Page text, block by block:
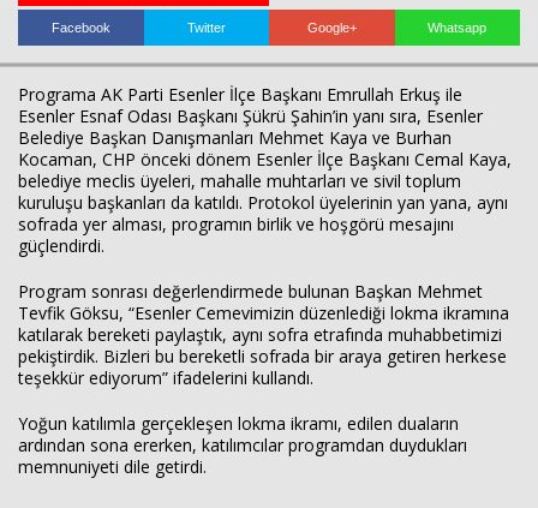
Facebook Twitter Google+ Whatsapp
Programa AK Parti Esenler İlçe Başkanı Emrullah Erkuş ile
Esenler Esnaf Odası Başkanı Şükrü Şahin’in yanı sıra, Esenler
Belediye Başkan Danışmanları Mehmet Kaya ve Burhan
Kocaman, CHP önceki dönem Esenler İlçe Başkanı Cemal Kaya,
belediye meclis üyeleri, mahalle muhtarları ve sivil toplum
kuruluşu başkanları da katıldı. Protokol üyelerinin yan yana, aynı
sofrada yer alması, programın birlik ve hoşgörü mesajını
güçlendirdi.
Program sonrası değerlendirmede bulunan Başkan Mehmet
Tevfik Göksu, “Esenler Cemevimizin düzenlediği lokma ikramına
katılarak bereketi paylaştık, aynı sofra etrafında muhabbetimizi
pekiştirdik. Bizleri bu bereketli sofrada bir araya getiren herkese
teşekkür ediyorum” ifadelerini kullandı.
Yoğun katılımla gerçekleşen lokma ikramı, edilen duaların
ardından sona ererken, katılımcılar programdan duydukları
memnuniyeti dile getirdi.
Haberin Doğru Adresi.